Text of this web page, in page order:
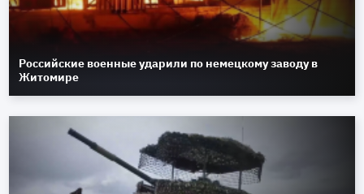
Российские военные ударили по немецкому заводу в
Житомире